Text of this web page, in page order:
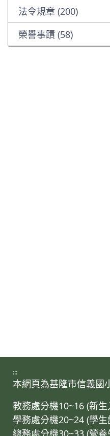
法令規章 (200)
榮譽事蹟 (58)
:::
本網頁為基隆市信義國
教務處分機10~16 (新
學務處分機20~24 (學
總務處分機30~33 (營